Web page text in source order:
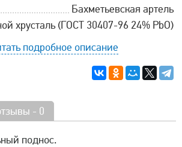
Бахметьевская артель
хрусталь (ГОСТ 30407-96 24% PbO)
подробное описание
- 0
поднос.